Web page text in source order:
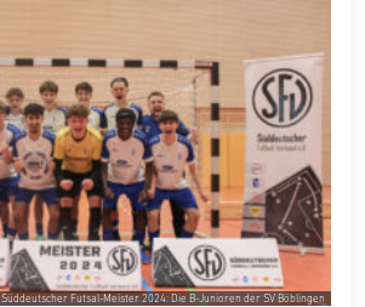
Süddeutscher Futsal-Meister 2024: Die B-Junioren der SV Böblingen